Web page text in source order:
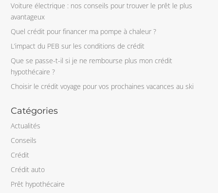
Voiture électrique : nos conseils pour trouver le prêt le plus
avantageux
Quel crédit pour financer ma pompe à chaleur ?
L’impact du PEB sur les conditions de crédit
Que se passe-t-il si je ne rembourse plus mon crédit
hypothécaire ?
Choisir le crédit voyage pour vos prochaines vacances au ski
Catégories
Actualités
Conseils
Crédit
Crédit auto
Prêt hypothécaire